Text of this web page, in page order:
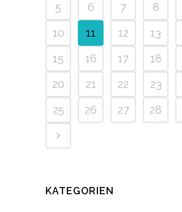
5
6 7 8
10
11 12 13
15
16 17 18
20
21 22 23
25
26 27 28
KATEGORIEN